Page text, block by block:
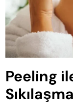
Peeling